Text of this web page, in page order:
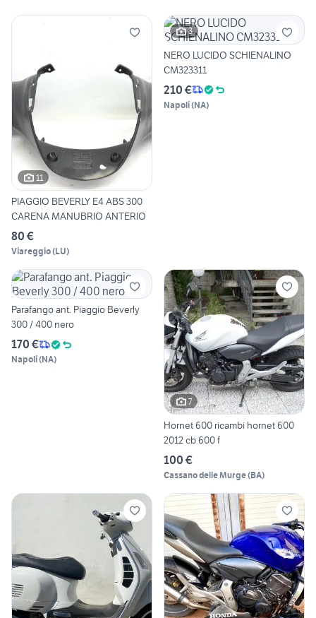
11
PIAGGIO BEVERLY E4 ABS 300
CARENA MANUBRIO ANTERIO
80 €
Viareggio(LU)
3
NERO LUCIDO SCHIENALINO
CM323311
210 €
Napoli(NA)
Parafango ant. Piaggio Beverly
300 / 400 nero
170 €
Napoli(NA)
7
Hornet 600 ricambi hornet 600
2012 cb 600 f
100 €
Cassano delle Murge(BA)